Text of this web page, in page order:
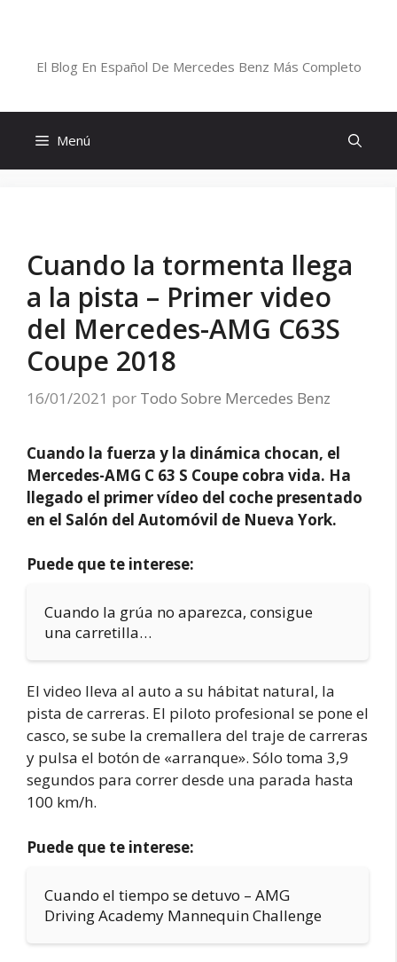
El Blog En Español De Mercedes Benz Más Completo
Menú
Cuando la tormenta llega
a la pista – Primer video
del Mercedes-AMG C63S
Coupe 2018
16/01/2021 por Todo Sobre Mercedes Benz
Cuando la fuerza y la dinámica chocan, el
Mercedes-AMG C 63 S Coupe cobra vida. Ha
llegado el primer vídeo del coche presentado
en el Salón del Automóvil de Nueva York.
Puede que te interese:
Cuando la grúa no aparezca, consigue
una carretilla…
El video lleva al auto a su hábitat natural, la
pista de carreras. El piloto profesional se pone el
casco, se sube la cremallera del traje de carreras
y pulsa el botón de «arranque». Sólo toma 3,9
segundos para correr desde una parada hasta
100 km/h.
Puede que te interese:
Cuando el tiempo se detuvo – AMG
Driving Academy Mannequin Challenge